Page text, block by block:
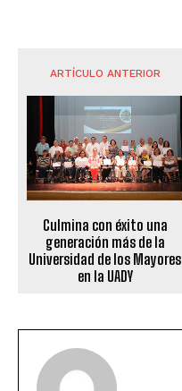
ARTÍCULO ANTERIOR
Culmina con éxito una
generación más de la
Universidad de los Mayores
en la UADY